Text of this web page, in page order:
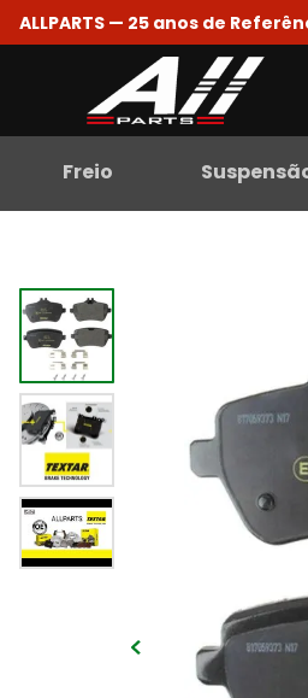
ALLPARTS — 25 anos de
Freio